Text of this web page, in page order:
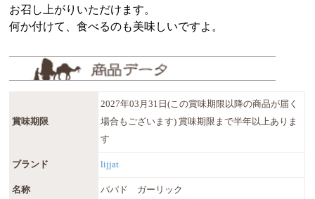
お召し上がりいただけます。
何か付けて、食べるのも美味しいですよ。
賞味期限
2027年03月31日(この賞味期限以降の商品が届く
場合もございます) 賞味期限まで半年以上ありま
す
ブランド lijjat
名称 パパド ガーリック